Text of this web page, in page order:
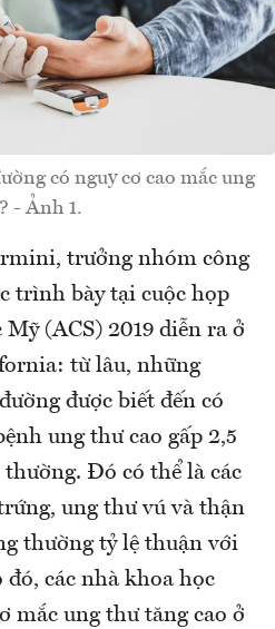
có nguy cơ cao mắc ung
- Ảnh 1.
trưởng nhóm công
trình bày tại cuộc họp
(ACS) 2019 diễn ra ở
từ lâu, những
được biết đến có
ung thư cao gấp 2,5
Đó có thể là các
ung thư vú và thận
thường tỷ lệ thuận với
các nhà khoa học
mắc ung thư tăng cao ở